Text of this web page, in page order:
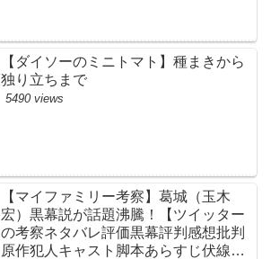
【ダイソーのミニトマト】種まきから
独り立ちまで
5490 views
【マイファミリー考察】葛城（玉木
宏）黒幕説が話題沸騰！【ツイッター
の考察ネタバレ評価黒幕評判感想批判
原作犯人キャスト脚本あらすじ伏線ま